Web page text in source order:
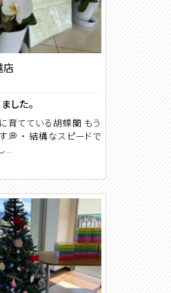
店
した。
育てている胡蝶蘭 もう
💭 ・ 結構なスピードで
...